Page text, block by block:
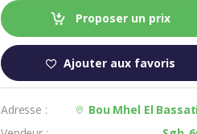
Proposer un prix
Ajouter aux favoris
Adresse :
Bou Mhel El